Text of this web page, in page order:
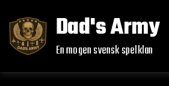
content
Dad's Army
En mogen svensk spelklan